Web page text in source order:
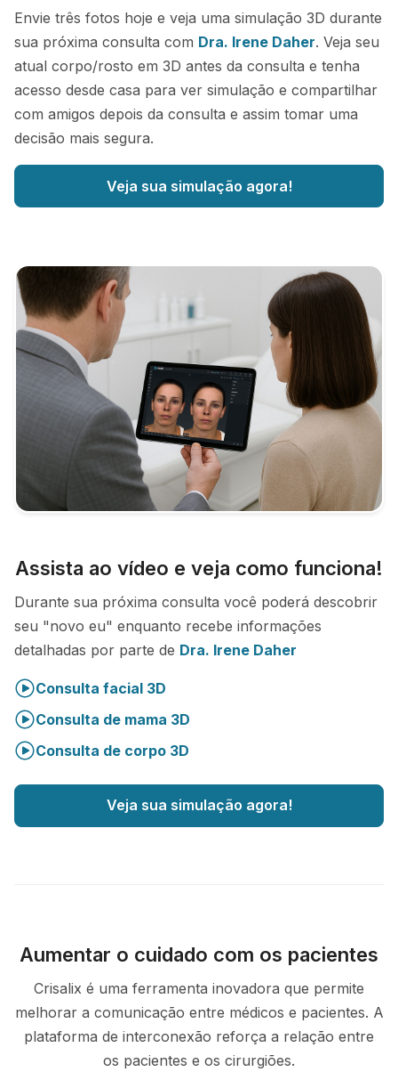
Envie três fotos hoje e veja uma simulação 3D durante
sua próxima consulta com Dra. Irene Daher. Veja seu
atual corpo/rosto em 3D antes da consulta e tenha
acesso desde casa para ver simulação e compartilhar
com amigos depois da consulta e assim tomar uma
decisão mais segura.
Veja sua simulação agora!
Assista ao vídeo e veja como funciona!
Durante sua próxima consulta você poderá descobrir
seu "novo eu" enquanto recebe informações
detalhadas por parte de Dra. Irene Daher
Consulta facial 3D
Consulta de mama 3D
Consulta de corpo 3D
Veja sua simulação agora!
Aumentar o cuidado com os pacientes
Crisalix é uma ferramenta inovadora que permite
melhorar a comunicação entre médicos e pacientes. A
plataforma de interconexão reforça a relação entre
os pacientes e os cirurgiões.